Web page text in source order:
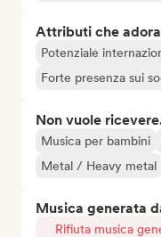
Attributi che adora
Potenziale
Forte presenza sui
Non vuole
Musica per bambini
Metal / Heavy metal
Musica generata
Rifiuta musica